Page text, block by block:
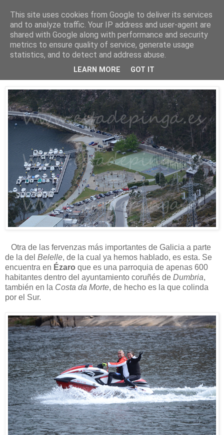
Está de pinga
3/5/17
Salto del Ézaro
Otra de las fervenzas más importantes de Galicia a parte
de la del Belelle, de la cual ya hemos hablado, es esta. Se
encuentra en Ézaro que es una parroquia de apenas 600
habitantes dentro del ayuntamiento coruñés de Dumbria,
también en la Costa da Morte, de hecho es la que colinda
por el Sur.
This site uses cookies from Google to deliver its services
and to analyze traffic. Your IP address and user-agent are
shared with Google along with performance and security
metrics to ensure quality of service, generate usage
statistics, and to detect and address abuse.
LEARN MORE GOT IT